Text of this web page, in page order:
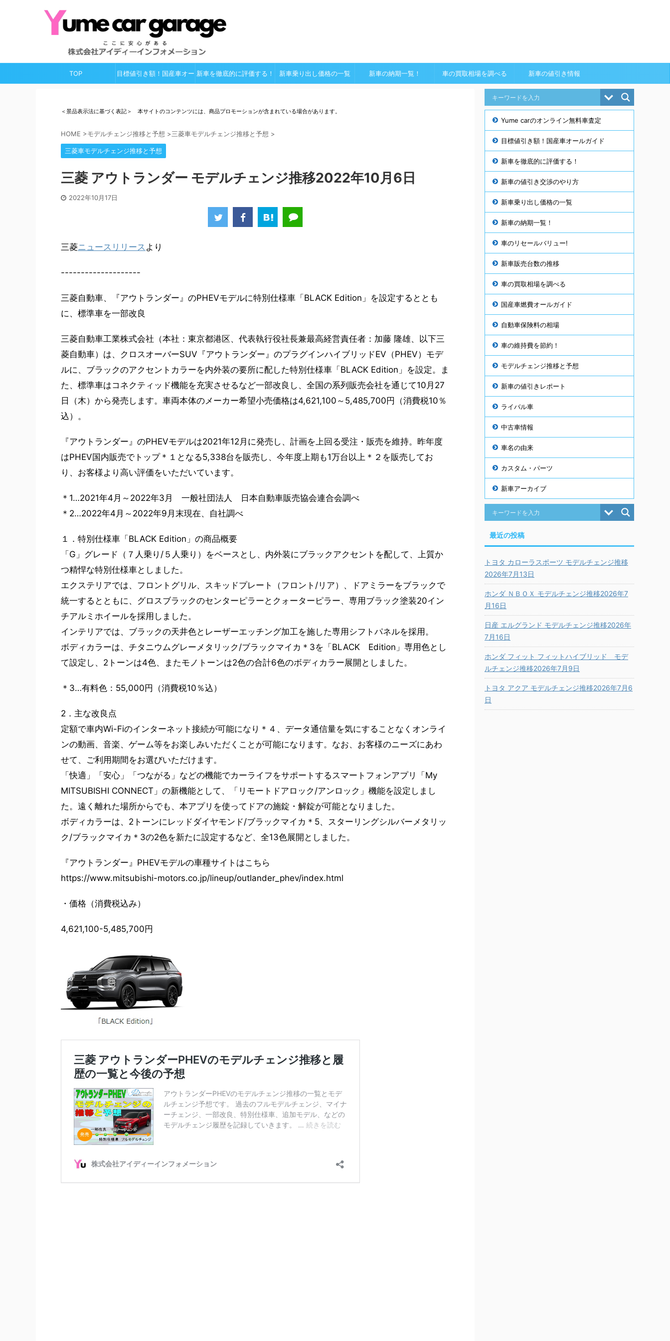
TOP 目標値引き額！国産車オー 新車を徹底的に評価する！ 新車乗り出し価格の一覧 新車の納期一覧！ 車の買取相場を調べる 新車の値引き情報
＜景品表示法に基づく表記＞ 本サイトのコンテンツには、商品プロモーションが含まれている場合があります。
HOME >モデルチェンジ推移と予想 >三菱車モデルチェンジ推移と予想 >
三菱車モデルチェンジ推移と予想
三菱 アウトランダー モデルチェンジ推移2022年10月6日
2022年10月17日
三菱ニュースリリース より
--------------------
三菱自動車、『アウトランダー』のPHEVモデルに特別仕様車「BLACK Edition」を設定するととも
に、標準車を一部改良
三菱自動車工業株式会社（本社：東京都港区、代表執行役社長兼最高経営責任者：加藤 隆雄、以下三
菱自動車）は、クロスオーバーSUV『アウトランダー』のプラグインハイブリッドEV（PHEV）モデ
ルに、ブラックのアクセントカラーを内外装の要所に配した特別仕様車「BLACK Edition」を設定。ま
た、標準車はコネクティッド機能を充実させるなど一部改良し、全国の系列販売会社を通じて10月27
日（木）から発売します。車両本体のメーカー希望小売価格は4,621,100～5,485,700円（消費税10％
込）。
『アウトランダー』のPHEVモデルは2021年12月に発売し、計画を上回る受注・販売を維持。昨年度
はPHEV国内販売でトップ＊１となる5,338台を販売し、今年度上期も1万台以上＊２を販売してお
り、お客様より高い評価をいただいています。
＊1…2021年4月～2022年3月 一般社団法人 日本自動車販売協会連合会調べ
＊2…2022年4月～2022年9月末現在、自社調べ
１．特別仕様車「BLACK Edition」の商品概要
「G」グレード（７人乗り/５人乗り）をベースとし、内外装にブラックアクセントを配して、上質か
つ精悍な特別仕様車としました。
エクステリアでは、フロントグリル、スキッドプレート（フロント/リア）、ドアミラーをブラックで
統一するとともに、グロスブラックのセンターピラーとクォーターピラー、専用ブラック塗装20イン
チアルミホイールを採用しました。
インテリアでは、ブラックの天井色とレーザーエッチング加工を施した専用シフトパネルを採用。
ボディカラーは、チタニウムグレーメタリック/ブラックマイカ＊3を「BLACK Edition」専用色とし
て設定し、2トーンは4色、またモノトーンは2色の合計6色のボディカラー展開としました。
＊3…有料色：55,000円（消費税10％込）
2．主な改良点
定額で車内Wi-Fiのインターネット接続が可能になり＊４、データ通信量を気にすることなくオンライ
ンの動画、音楽、ゲーム等をお楽しみいただくことが可能になります。なお、お客様のニーズにあわ
せて、ご利用期間をお選びいただけます。
「快適」「安心」「つながる」などの機能でカーライフをサポートするスマートフォンアプリ「My
MITSUBISHI CONNECT」の新機能として、「リモートドアロック/アンロック」機能を設定しまし
た。遠く離れた場所からでも、本アプリを使ってドアの施錠・解錠が可能となりました。
ボディカラーは、2トーンにレッドダイヤモンド/ブラックマイカ＊5、スターリングシルバーメタリッ
ク/ブラックマイカ＊3の2色を新たに設定するなど、全13色展開としました。
『アウトランダー』PHEVモデルの車種サイトはこちら
https://www.mitsubishi-motors.co.jp/lineup/outlander_phev/index.html
・価格（消費税込み）
4,621,100-5,485,700円
Yume carのオンライン無料車査定
目標値引き額！国産車オールガイド
新車を徹底的に評価する！
新車の値引き交渉のやり方
新車乗り出し価格の一覧
新車の納期一覧！
車のリセールバリュー!
新車販売台数の推移
車の買取相場を調べる
国産車燃費オールガイド
自動車保険料の相場
車の維持費を節約！
モデルチェンジ推移と予想
新車の値引きレポート
ライバル車
中古車情報
車名の由来
カスタム・パーツ
新車アーカイブ
最近の投稿
トヨタ カローラスポーツ モデルチェンジ推移
2026年7月13日
ホンダ ＮＢＯＸ モデルチェンジ推移2026年7
月16日
日産 エルグランド モデルチェンジ推移2026年
7月16日
ホンダ フィット フィットハイブリッド モデ
ルチェンジ推移2026年7月9日
トヨタ アクア モデルチェンジ推移2026年7月6
日